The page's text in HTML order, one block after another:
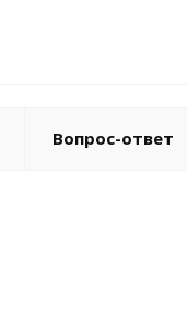
Вопрос-ответ